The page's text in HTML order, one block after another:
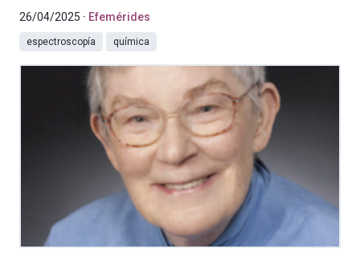
26/04/2025 Efemérides
espectroscopía química